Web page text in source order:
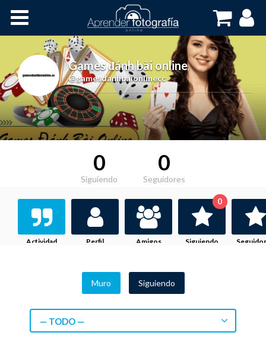
Cursos OnLine
Games đánh bài online,
@gamesdanhbaionlinecc
0
Siguiendo
0
Seguidores
Actividad Perfil Amigos Siguiendo
0
Muro Siguiendo
— TODO —